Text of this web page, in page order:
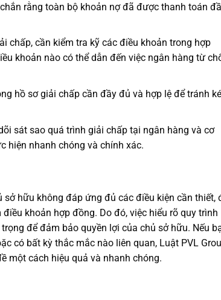
rằng toàn bộ khoản nợ đã được thanh toán
chấp, cần kiểm tra kỹ các điều khoản trong hợp
khoản nào có thể dẫn đến việc ngân hàng từ
hồ sơ giải chấp cần đầy đủ và hợp lệ để tránh
sát sao quá trình giải chấp tại ngân hàng và cơ
hiện nhanh chóng và chính xác.
hữu không đáp ứng đủ các điều kiện cần thiết,
khoản hợp đồng. Do đó, việc hiểu rõ quy trình
để đảm bảo quyền lợi của chủ sở hữu. Nếu
có bất kỳ thắc mắc nào liên quan, Luật PVL
một cách hiệu quả và nhanh chóng.